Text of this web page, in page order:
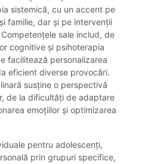
sistemică, cu un accent pe
familie, dar și pe intervenții
sale includ, de
cognitive și psihoterapia
facilitează personalizarea
eficient diverse provocări.
susține o perspectivă
de la dificultăți de adaptare
emoțiilor și optimizarea
pentru adolescenți,
prin grupuri specifice,